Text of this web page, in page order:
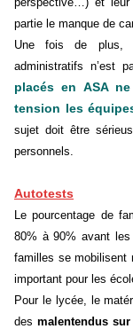
partie le manque de
Une fois de plus,
administratifs n’est
placés en ASA
tension les
sujet doit être
personnels.
Autotests
Le pourcentage de
80% à 90% avant
familles se mobilisent
important pour les
Pour le lycée, le
des malentendus